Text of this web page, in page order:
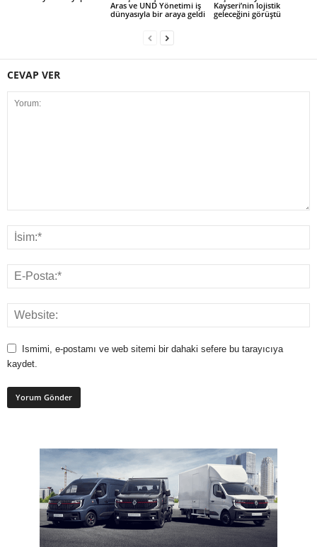
Aras ve UND Yönetimi iş
dünyasıyla bir araya geldi
Kayseri’nin lojistik
geleceğini görüştü
CEVAP VER
Ismimi, e-postamı ve web sitemi bir dahaki sefere bu tarayıcıya
kaydet.